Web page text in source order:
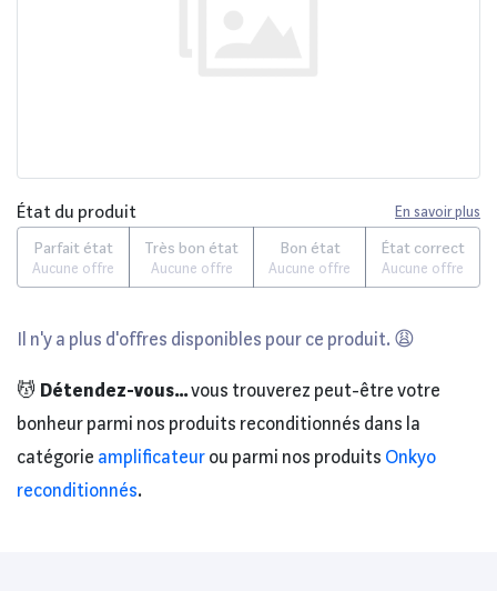
État du produit En savoir plus
Parfait état
Aucune offre
Très bon état
Aucune offre
Bon état
Aucune offre
État correct
Aucune offre
Il n'y a plus d'offres disponibles pour ce produit. 😩
💆 Détendez-vous...vous trouverez peut-être votre
bonheur parmi nos produits reconditionnés dans la
catégorie amplificateur ou parmi nos produits Onkyo
reconditionnés.